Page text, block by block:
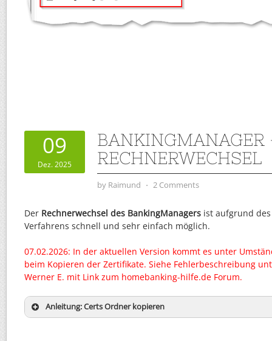
09
Dez. 2025
BANKINGMANAGER
RECHNERWECHSEL
by Raimund ⋅ 2 Comments
Der Rechnerwechsel des BankingManagers ist aufgrund
Verfahrens schnell und sehr einfach möglich.
07.02.2026: In der aktuellen Version kommt es unter
beim Kopieren der Zertifikate. Siehe Fehlerbeschreibung
Werner E. mit Link zum homebanking-hilfe.de Forum.
Anleitung: Certs Ordner kopieren